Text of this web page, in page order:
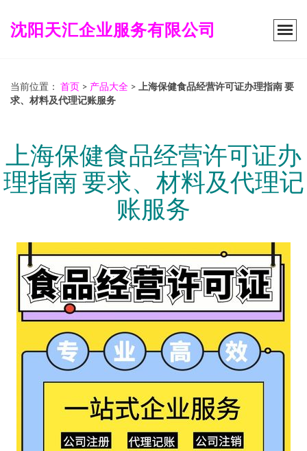
沈阳天汇企业服务有限公司
当前位置： 首页 > 产品大全 >
上海保健食品经营许可证办理指南 要
求、材料及代理记账服务
上海保健食品经营许可证办
理指南 要求、材料及代理记
账服务